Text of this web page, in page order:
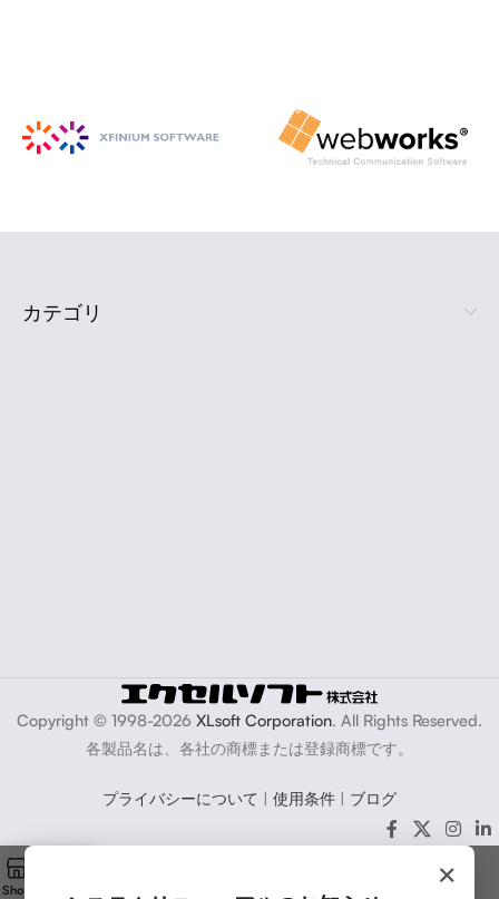
PowerPoint から HTML5 形式の e ラ
ーニング コンテンツを作成
カテゴリ
Copyright © 1998-2026 XLsoft Corporation. All Rights Reserved.
各製品名は、各社の商標または登録商標です。
プライバシーについて | 使用条件 | ブログ
Shop ×